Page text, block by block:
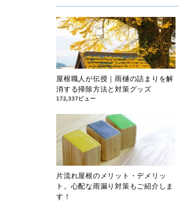
屋根職人が伝授｜雨樋の詰まりを解
消する掃除方法と対策グッズ
172,337ビュー
片流れ屋根のメリット・デメリッ
ト。心配な雨漏り対策もご紹介しま
す！